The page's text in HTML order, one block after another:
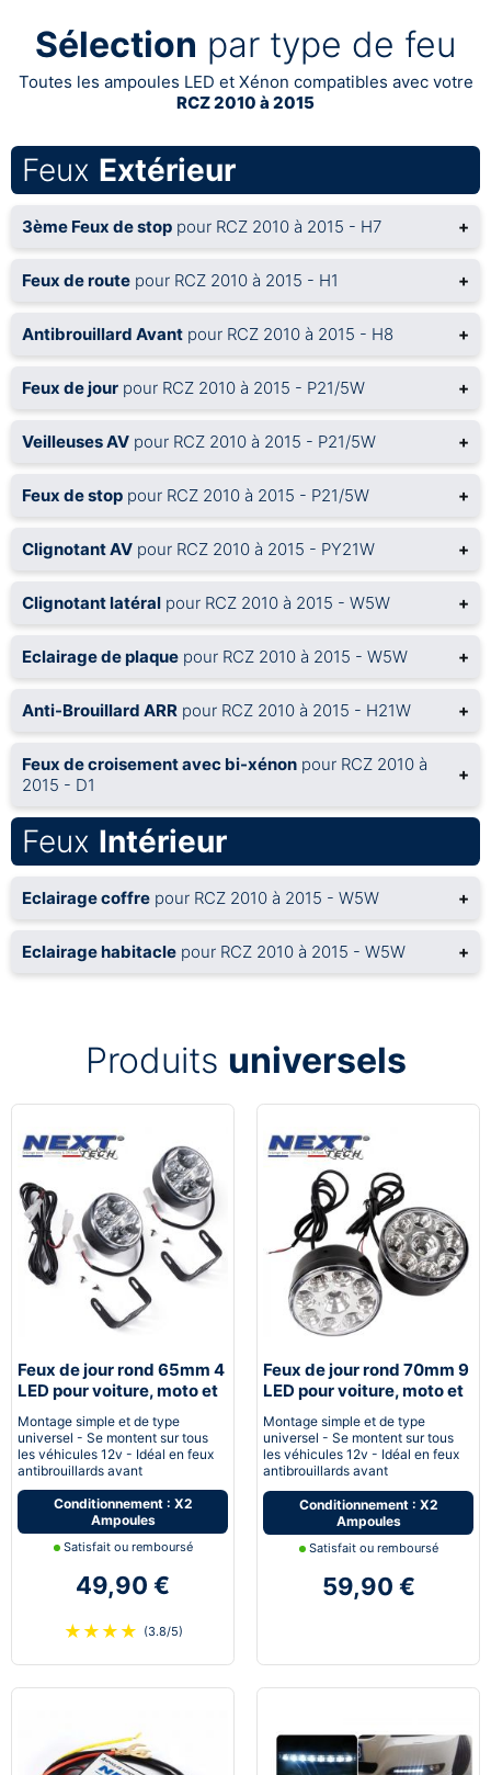
Sélection par type de feu
Toutes les ampoules LED et Xénon compatibles avec votre
RCZ 2010 à 2015
Feux Extérieur
3ème Feux de stop pour RCZ 2010 à 2015 - H7 +
Feux de route pour RCZ 2010 à 2015 - H1 +
Antibrouillard Avant pour RCZ 2010 à 2015 - H8 +
Feux de jour pour RCZ 2010 à 2015 - P21/5W +
Veilleuses AV pour RCZ 2010 à 2015 - P21/5W +
Feux de stop pour RCZ 2010 à 2015 - P21/5W +
Clignotant AV pour RCZ 2010 à 2015 - PY21W +
Clignotant latéral pour RCZ 2010 à 2015 - W5W +
Eclairage de plaque pour RCZ 2010 à 2015 - W5W +
Anti-Brouillard ARR pour RCZ 2010 à 2015 - H21W +
Feux de croisement avec bi-xénon pour RCZ 2010 à
2015 - D1
+
Feux Intérieur
Eclairage coffre pour RCZ 2010 à 2015 - W5W +
Eclairage habitacle pour RCZ 2010 à 2015 - W5W +
Produits universels
Feux de jour rond 65mm 4
LED pour voiture, moto et
Montage simple et de type
universel - Se montent sur tous
les véhicules 12v - Idéal en feux
antibrouillards avant
Conditionnement : X2
Ampoules
Satisfait ou remboursé
49,90 €
★ ★ ★ ★ (3.8/5)
Feux de jour rond 70mm 9
LED pour voiture, moto et
Montage simple et de type
universel - Se montent sur tous
les véhicules 12v - Idéal en feux
antibrouillards avant
Conditionnement : X2
Ampoules
Satisfait ou remboursé
59,90 €